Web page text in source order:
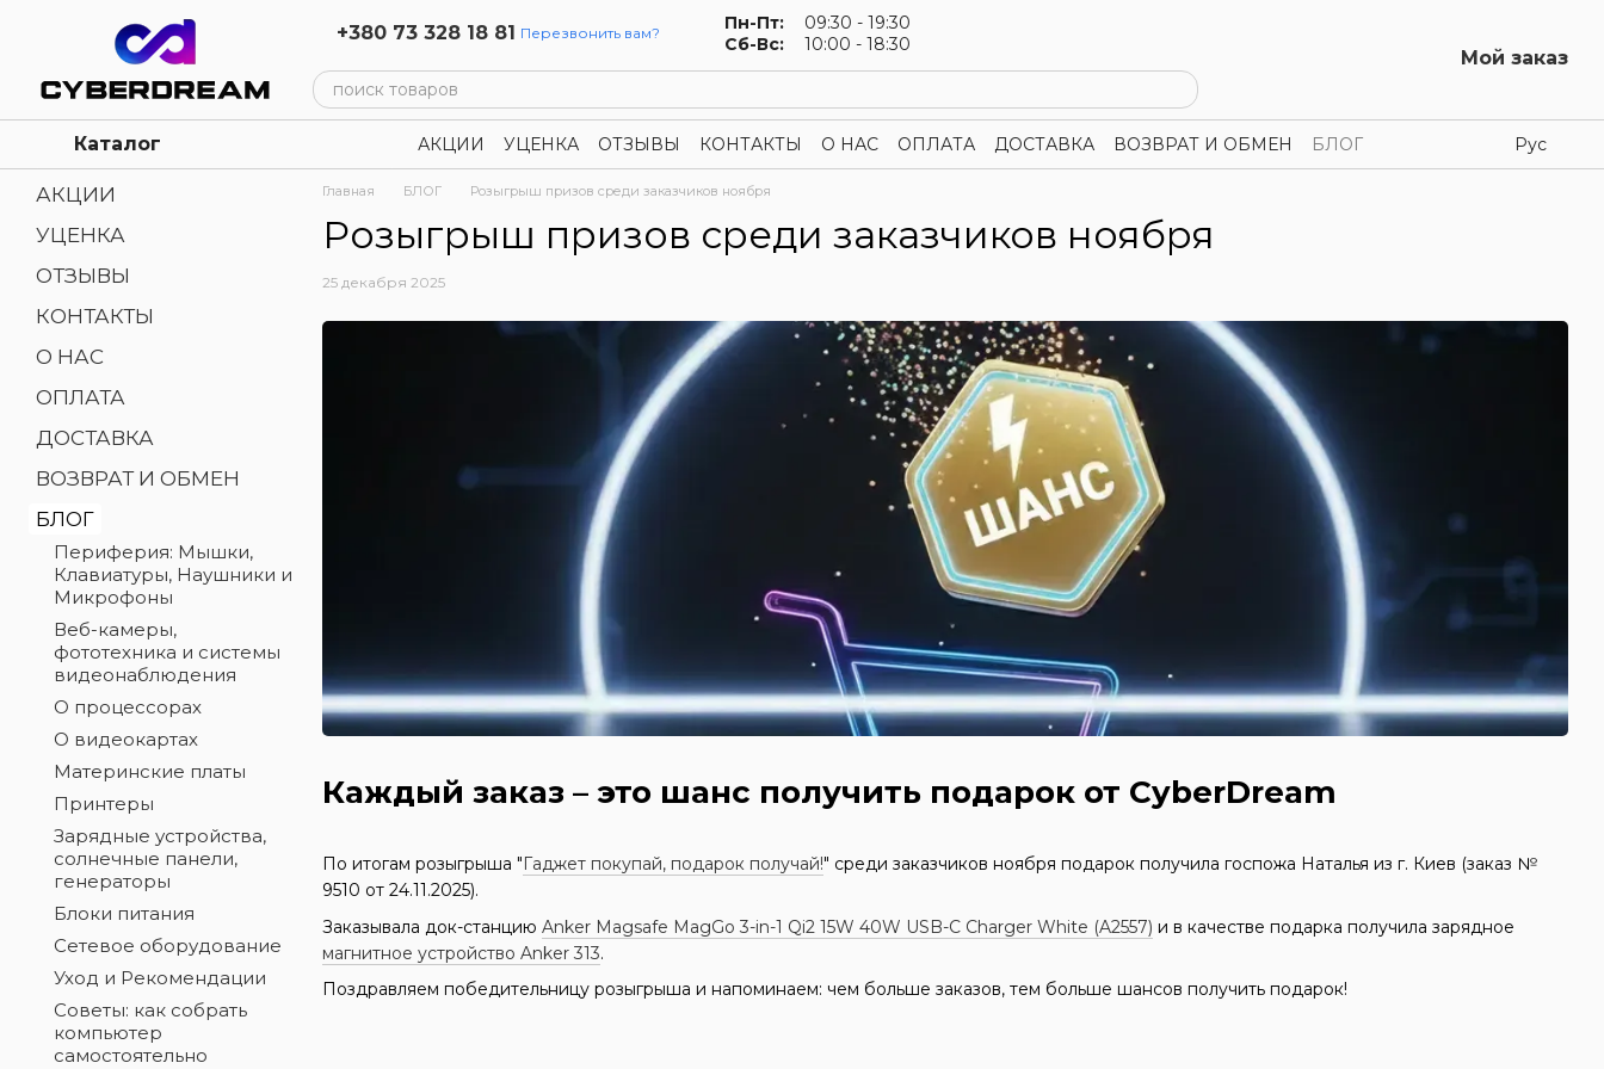
Перейти к основному контенту
+380 73 328 18 81 Перезвонить вам?
Пн-Пт:
09:30 - 19:30
Сб-Вс:
10:00 - 18:30
Мой заказ
Каталог АКЦИИ УЦЕНКА ОТЗЫВЫ КОНТАКТЫ О НАС ОПЛАТА ДОСТАВКА ВОЗВРАТ И ОБМЕН
БЛОГ
Политика конфиденциальности
Публичная оферта
Рус
Главная БЛОГ Розыгрыш призов среди заказчиков ноября
Розыгрыш призов среди заказчиков ноября
25 декабря 2025
Каждый заказ – это шанс получить подарок от CyberDream
По итогам розыгрыша " Гаджет покупай, подарок получай!" среди заказчиков ноября подарок получила госпожа Наталья из г. Киев (заказ №
9510 от 24.11.2025).
Заказывала док-станцию ​​ Anker Magsafe MagGo 3-in-1 Qi2 15W 40W USB-C Charger White (A2557) и в качестве подарка получила зарядное
магнитное устройство Anker 313.
Поздравляем победительницу розыгрыша и напоминаем: чем больше заказов, тем больше шансов получить подарок!
АКЦИИ
УЦЕНКА
ОТЗЫВЫ
КОНТАКТЫ
О НАС
ОПЛАТА
ДОСТАВКА
ВОЗВРАТ И ОБМЕН
БЛОГ
Периферия: Мышки,
Клавиатуры, Наушники и
Микрофоны
Веб-камеры,
фототехника и системы
видеонаблюдения
О процессорах
О видеокартах
Материнские платы
Принтеры
Зарядные устройства,
солнечные панели,
генераторы
Блоки питания
Сетевое оборудование
Уход и Рекомендации
Советы: как собрать
компьютер
самостоятельно